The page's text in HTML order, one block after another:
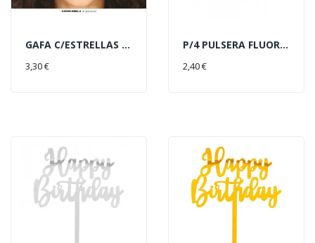
GAFA C/ESTRELLAS Nº40
3,30 €
P/4 PULSERA FLUOR LUMINOSA
2,40 €